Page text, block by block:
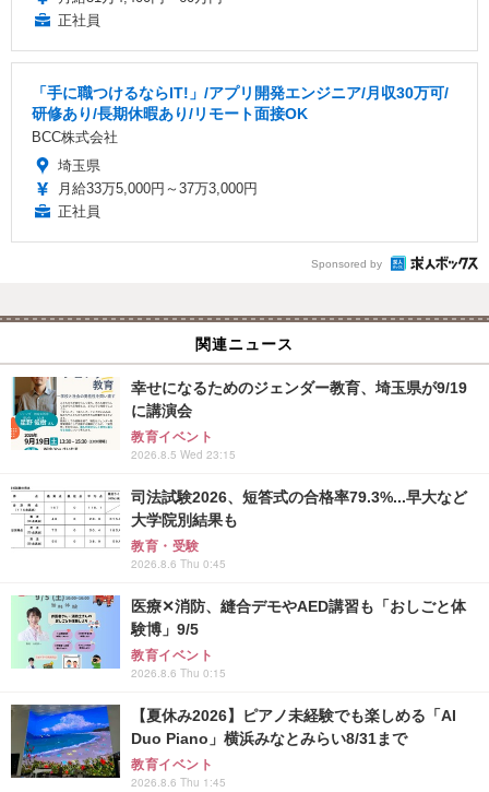
正社員
「手に職つけるならIT!」/アプリ開発エンジニア/月収30万可/
研修あり/長期休暇あり/リモート面接OK
BCC株式会社
埼玉県
月給33万5,000円～37万3,000円
正社員
Sponsored by
関連ニュース
幸せになるためのジェンダー教育、埼玉県が9/19
に講演会
教育イベント
2026.8.5 Wed 23:15
司法試験2026、短答式の合格率79.3%...早大など
大学院別結果も
教育・受験
2026.8.6 Thu 0:45
医療✕消防、縫合デモやAED講習も「おしごと体
験博」9/5
教育イベント
2026.8.6 Thu 0:15
【夏休み2026】ピアノ未経験でも楽しめる「AI
Duo Piano」横浜みなとみらい8/31まで
教育イベント
2026.8.6 Thu 1:45